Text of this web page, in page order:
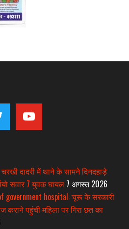
youtube
दादरी में थाने के सामने दिनदहाड़े
सवार 7 युवक घायल 7 अगस्त 2026
government hospital: चूरू के सरकारी
कराने पहुंची महिला पर गिरा छत का